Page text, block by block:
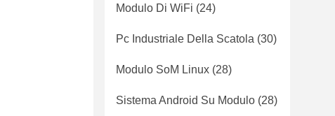
Modulo Di WiFi (24)
Pc Industriale Della Scatola (30)
Modulo SoM Linux (28)
Sistema Android Su Modulo (28)